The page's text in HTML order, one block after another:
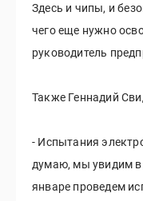
Здесь и чипы, и
чего еще нужно
руководитель
Также Геннадий
- Испытания
думаю, мы увидим в
январе проведем